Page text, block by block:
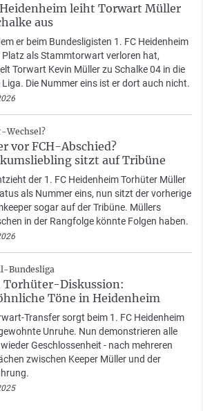
Heidenheim leiht Torwart Müller
aus
er beim Bundesligisten 1. FC Heidenheim
Platz als Stammtorwart verloren hat,
Torwart Kevin Müller zu Schalke 04 in die
Die Nummer eins ist er dort auch nicht.
Wechsel?
vor FCH-Abschied?
sitzt auf Tribüne
der 1. FC Heidenheim Torhüter Müller
als Nummer eins, nun sitzt der vorherige
sogar auf der Tribüne. Müllers
in der Rangfolge könnte Folgen haben.
Bundesliga
Torhüter-Diskussion:
Töne in Heidenheim
Transfer sorgt beim 1. FC Heidenheim
Unruhe. Nun demonstrieren alle
Geschlossenheit - nach mehreren
zwischen Keeper Müller und der